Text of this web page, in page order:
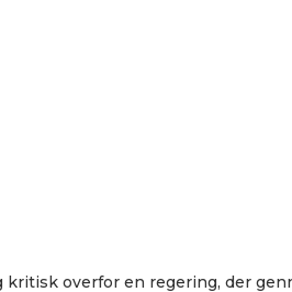
overfor en regering, der